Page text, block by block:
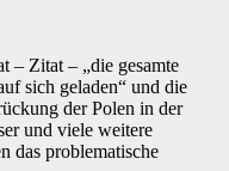
– Zitat – „die gesamte
sich geladen“ und die
der Polen in der
und viele weitere
das problematische